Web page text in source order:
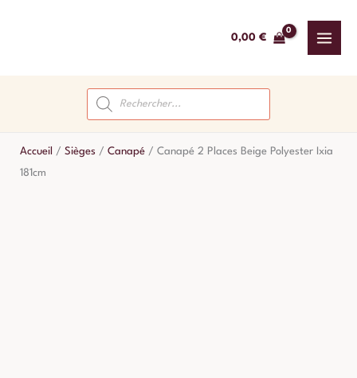
0,00 €
Recherche
de
produits
Accueil / Sièges / Canapé / Canapé 2 Places Beige Polyester Ixia
181cm